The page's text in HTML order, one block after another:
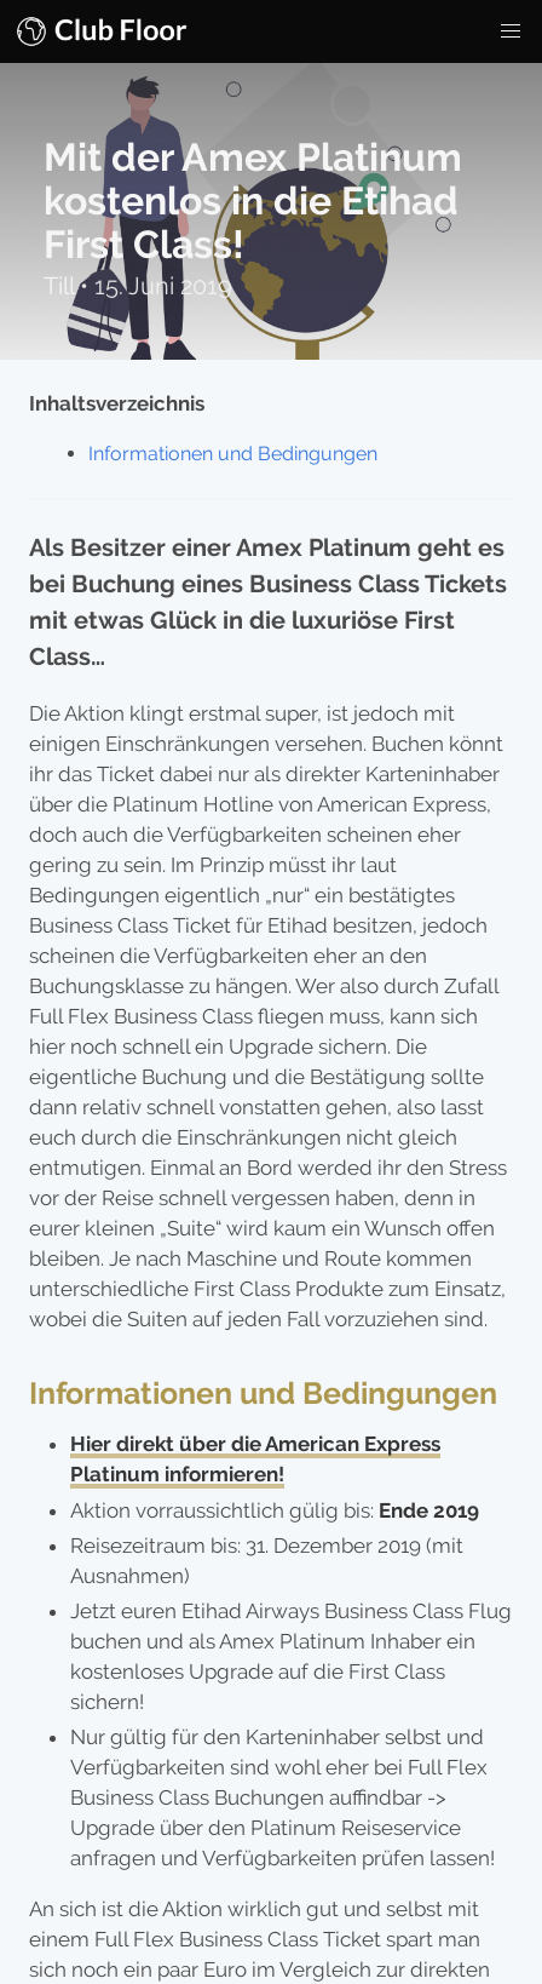
Mit der Amex Platinum
kostenlos in die Etihad
First Class!
Till•15. Juni 2019
Inhaltsverzeichnis
Informationen und Bedingungen
Als Besitzer einer Amex Platinum geht es
bei Buchung eines Business Class Tickets
mit etwas Glück in die luxuriöse First
Class…
Die Aktion klingt erstmal super, ist jedoch mit
einigen Einschränkungen versehen. Buchen könnt
ihr das Ticket dabei nur als direkter Karteninhaber
über die Platinum Hotline von American Express,
doch auch die Verfügbarkeiten scheinen eher
gering zu sein. Im Prinzip müsst ihr laut
Bedingungen eigentlich „nur“ ein bestätigtes
Business Class Ticket für Etihad besitzen, jedoch
scheinen die Verfügbarkeiten eher an den
Buchungsklasse zu hängen. Wer also durch Zufall
Full Flex Business Class fliegen muss, kann sich
hier noch schnell ein Upgrade sichern. Die
eigentliche Buchung und die Bestätigung sollte
dann relativ schnell vonstatten gehen, also lasst
euch durch die Einschränkungen nicht gleich
entmutigen. Einmal an Bord werded ihr den Stress
vor der Reise schnell vergessen haben, denn in
eurer kleinen „Suite“ wird kaum ein Wunsch offen
bleiben. Je nach Maschine und Route kommen
unterschiedliche First Class Produkte zum Einsatz,
wobei die Suiten auf jeden Fall vorzuziehen sind.
Informationen und Bedingungen
Hier direkt über die American Express
Platinum informieren!
Aktion vorraussichtlich gülig bis: Ende 2019
Reisezeitraum bis: 31. Dezember 2019 (mit
Ausnahmen)
Jetzt euren Etihad Airways Business Class Flug
buchen und als Amex Platinum Inhaber ein
kostenloses Upgrade auf die First Class
sichern!
Nur gültig für den Karteninhaber selbst und
Verfügbarkeiten sind wohl eher bei Full Flex
Business Class Buchungen auffindbar ->
Upgrade über den Platinum Reiseservice
anfragen und Verfügbarkeiten prüfen lassen!
An sich ist die Aktion wirklich gut und selbst mit
einem Full Flex Business Class Ticket spart man
sich noch ein paar Euro im Vergleich zur direkten